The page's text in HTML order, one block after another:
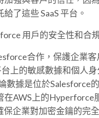
了這些 SaaS 平台。
用戶的安全性和合
合作，保護企業客
上的敏感數據和個人
數據是位於Salesforce
在AWS上的Hyperforce
保企業對加密金鑰的完